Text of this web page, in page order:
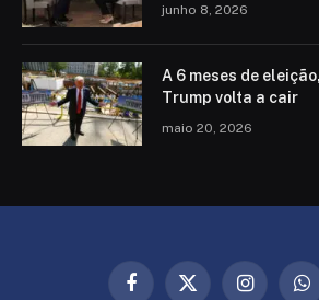
junho 8, 2026
A 6 meses de
Trump volta a cair
maio 20, 2026
Facebook
X Instagram